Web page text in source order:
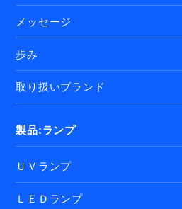
メッセージ
歩み
取り扱いブランド
製品:ランプ
ＵＶランプ
ＬＥＤランプ